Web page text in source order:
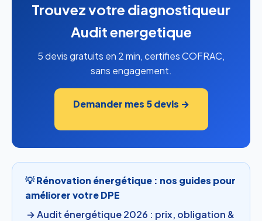
Trouvez votre diagnostiqueur
Audit energetique
5 devis gratuits en 2 min, certifies COFRAC,
sans engagement.
Demander mes 5 devis →
💡 Rénovation énergétique : nos guides pour
améliorer votre DPE
→ Audit énergétique 2026 : prix, obligation &